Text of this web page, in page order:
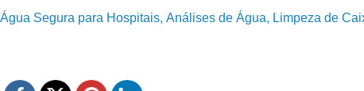
Água Segura para Hospitais Análises de Água Limpeza de